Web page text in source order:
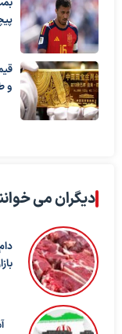
و
دیگران می